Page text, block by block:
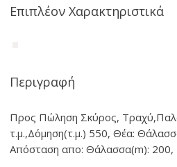
Επιπλέον Χαρακτηριστικά
Περιγραφή
Προς Πώληση Σκύρος,
τ.μ.,Δόμηση(τ.μ.) 550, Θέα:
Απόσταση απο: Θάλασσα(m): 200,